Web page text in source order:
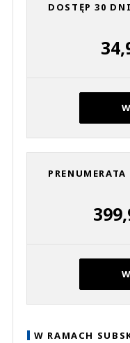
DOSTĘP 30 DNI
W RAMACH